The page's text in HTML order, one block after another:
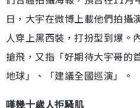
日，大宇在微博上載他們拍攝
人穿上黑西裝，打扮型到爆。
搶飛，又指「好期待大宇哥的
地球」、「建議全國巡演」。
嘆幾十歲人拒騷肌